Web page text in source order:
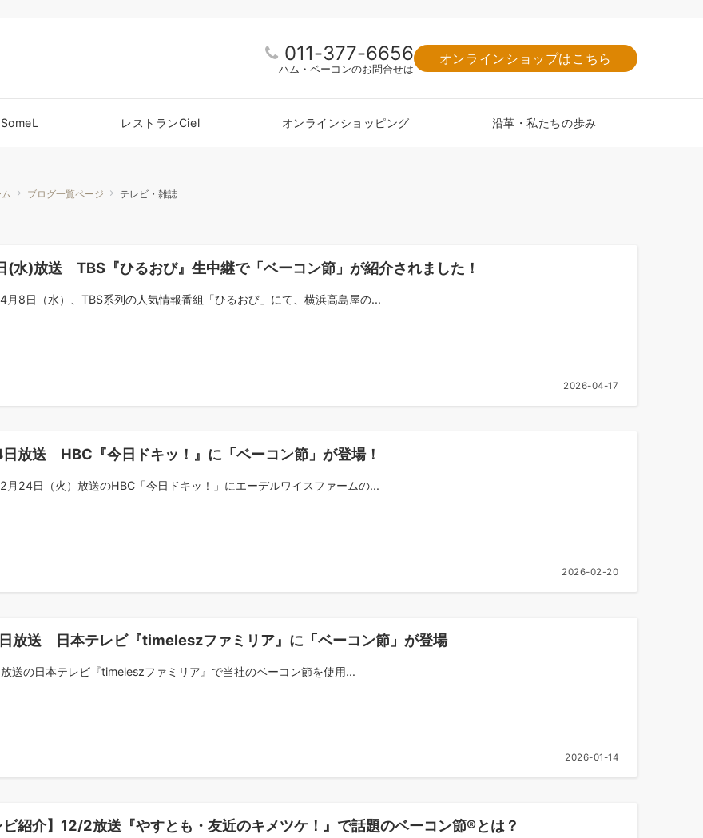
011-377-6656
ハム・ベーコンのお問合せは
オンラインショップはこちら
レストランCiel オンラインショッピング 沿革・私たちの歩み
ブログ一覧ページ テレビ・雑誌
(水)放送 TBS『ひるおび』生中継で「ベーコン節」が紹介されました！
月8日（水）、TBS系列の人気情報番組「ひるおび」にて、横浜高島屋の...
2026-04-17
放送 HBC『今日ドキッ！』に「ベーコン節」が登場！
月24日（火）放送のHBC「今日ドキッ！」にエーデルワイスファームの...
2026-02-20
放送 日本テレビ『timeleszファミリア』に「ベーコン節」が登場
送の日本テレビ『timeleszファミリア』で当社のベーコン節を使用...
2026-01-14
ビ紹介】12/2放送『やすとも・友近のキメツケ！』で話題のベーコン節®とは？